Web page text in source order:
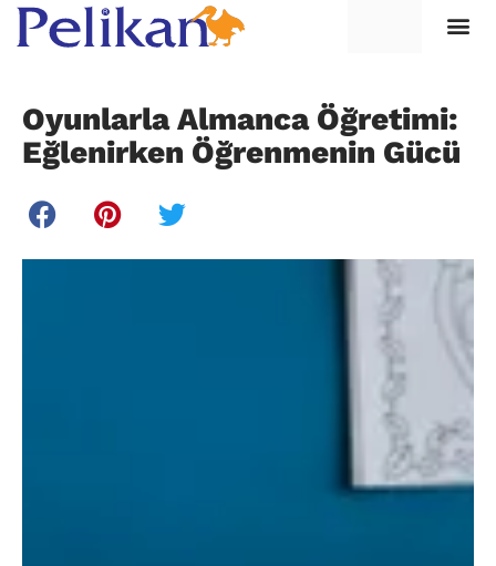
Oyunlarla Almanca Öğretimi:
Eğlenirken Öğrenmenin Gücü